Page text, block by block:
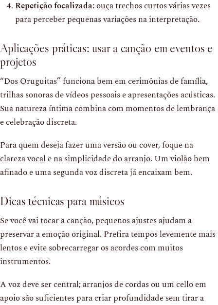
Repetição focalizada:ouça trechos curtos várias vezes
para perceber pequenas variações na interpretação.
Aplicações práticas: usar a canção em eventos e
projetos
“Dos Oruguitas” funciona bem em cerimônias de família,
trilhas sonoras de vídeos pessoais e apresentações acústicas.
Sua natureza íntima combina com momentos de lembrança
e celebração discreta.
Para quem deseja fazer uma versão ou cover, foque na
clareza vocal e na simplicidade do arranjo. Um violão bem
afinado e uma segunda voz discreta já encaixam bem.
Dicas técnicas para músicos
Se você vai tocar a canção, pequenos ajustes ajudam a
preservar a emoção original. Prefira tempos levemente mais
lentos e evite sobrecarregar os acordes com muitos
instrumentos.
A voz deve ser central; arranjos de cordas ou um cello em
apoio são suficientes para criar profundidade sem tirar a